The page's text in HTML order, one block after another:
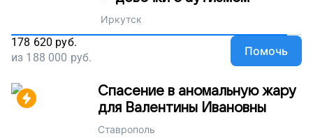
Иркутск
178 620 руб.
из 188 000 руб. Помочь
Спасение в аномальную жару
для Валентины Ивановны
Ставрополь